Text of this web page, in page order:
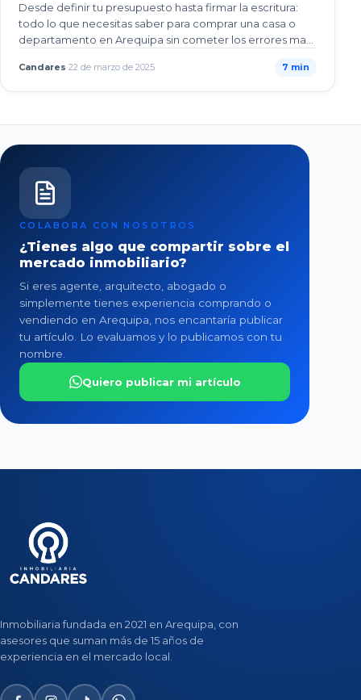
Desde definir tu presupuesto hasta firmar la escritura:
todo lo que necesitas saber para comprar una casa o
departamento en Arequipa sin cometer los errores mas
Candares·22 de marzo de 2025 7 min
COLABORA CON NOSOTROS
¿Tienes algo que compartir sobre el
mercado inmobiliario?
Si eres agente, arquitecto, abogado o
simplemente tienes experiencia comprando o
vendiendo en Arequipa, nos encantaría publicar
tu artículo. Lo evaluamos y lo publicamos con tu
nombre.
Quiero publicar mi artículo
Inmobiliaria fundada en 2021 en Arequipa, con
asesores que suman más de 15 años de
experiencia en el mercado local.